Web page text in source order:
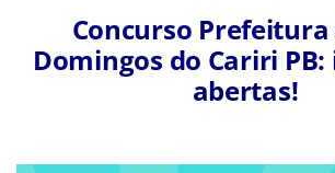
Concurso Prefeitura
Domingos do Cariri PB:
abertas!